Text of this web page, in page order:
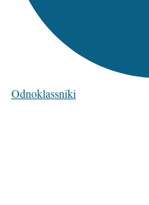
Odnoklassniki